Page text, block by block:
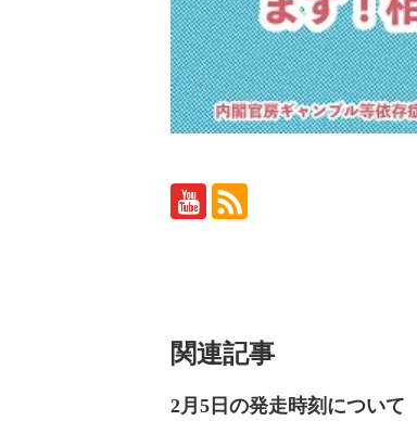
関連記事
2月5日の発走時刻について